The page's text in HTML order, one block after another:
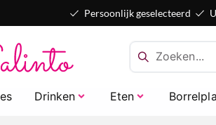
Persoonlijk geselecteerd
Drinken Eten